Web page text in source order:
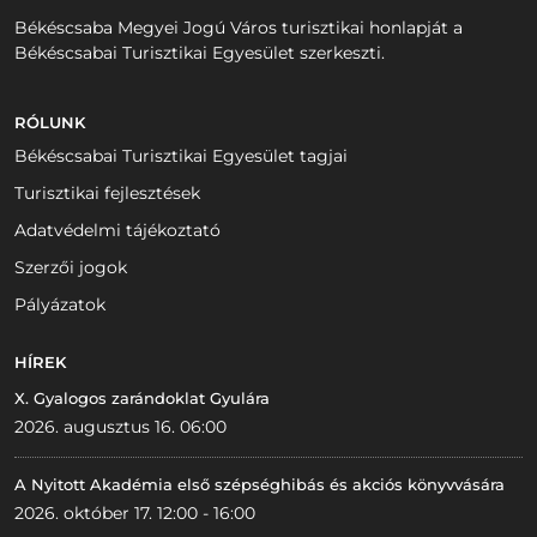
Békéscsaba Megyei Jogú Város turisztikai honlapját a
Békéscsabai Turisztikai Egyesület szerkeszti.
RÓLUNK
Békéscsabai Turisztikai Egyesület tagjai
Turisztikai fejlesztések
Adatvédelmi tájékoztató
Szerzői jogok
Pályázatok
HÍREK
X. Gyalogos zarándoklat Gyulára
2026. augusztus 16. 06:00
A Nyitott Akadémia első szépséghibás és akciós könyvvására
2026. október 17. 12:00 - 16:00